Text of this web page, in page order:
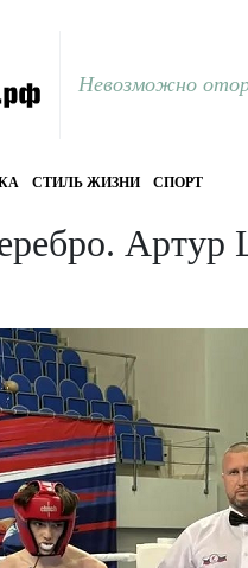
Невозможно
СТИЛЬ ЖИЗНИ СПОРТ